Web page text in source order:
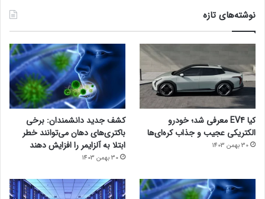
نوشته‌های تازه
کیا EV4 معرفی شد؛ خودرو
الکتریکی عجیب و جذاب کره‌ای‌ها
30 بهمن 1403
کشف جدید دانشمندان: برخی
باکتری‌های دهان می‌توانند خطر
ابتلا به آلزایمر را افزایش دهند
30 بهمن 1403